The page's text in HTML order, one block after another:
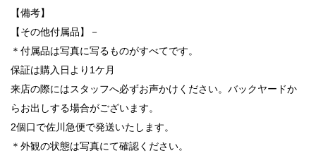
【備考】
【その他付属品】－
＊付属品は写真に写るものがすべてです。
保証は購入日より1ケ月
来店の際にはスタッフへ必ずお声かけください。バックヤードか
らお出しする場合がございます。
2個口で佐川急便で発送いたします。
＊外観の状態は写真にて確認ください。